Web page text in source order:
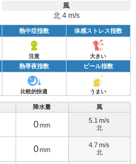
風
北 4 m/s
熱中症指数 体感ストレス指数
注意 大きい
熱帯夜指数 ビール指数
比較的快適 うまい
降水量 風
0 mm
5.1 m/s
北
0 mm
4.7 m/s
北